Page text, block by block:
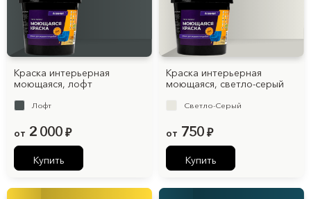
Краска интерьерная
моющаяся, лофт
Лофт
от 2 000 ₽
Купить
Краска интерьерная
моющаяся, cветло-серый
Светло-Серый
от 750 ₽
Купить